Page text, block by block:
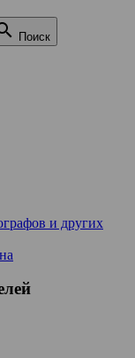
Поиск
и других